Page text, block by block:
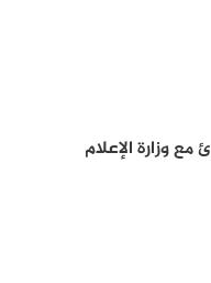
وزارة الإعلام